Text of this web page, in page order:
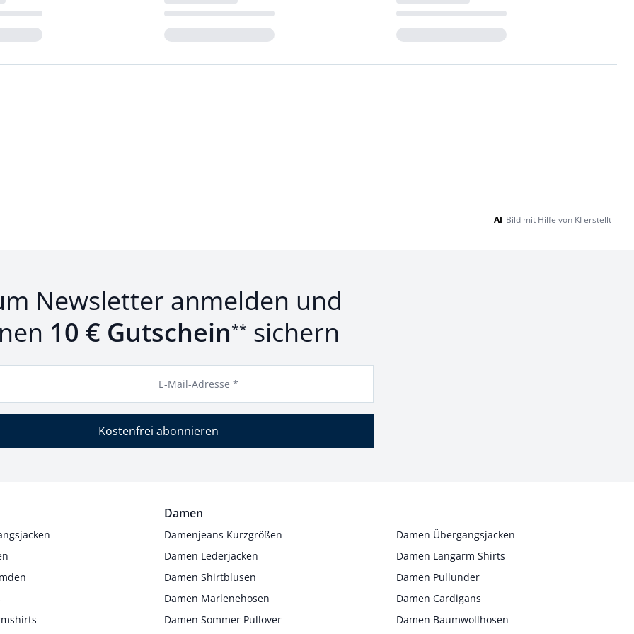
AI Bild mit Hilfe von KI erstellt
Newsletter anmelden und
10 € Gutschein** sichern
E-Mail-Adresse *
Kostenfrei abonnieren
Damen
Damenjeans Kurzgrößen
Damen Übergangsjacken
Damen Lederjacken
Damen Langarm Shirts
Damen Shirtblusen
Damen Pullunder
Damen Marlenehosen
Damen Cardigans
Damen Sommer Pullover
Damen Baumwollhosen